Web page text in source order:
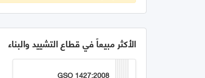
الأكثر مبيعاً في قطاع التشييد والبناء
GSO 1427:2008